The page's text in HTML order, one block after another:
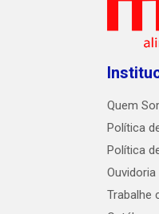
Quem
Política
Política
Ouvidoria
Trabalhe